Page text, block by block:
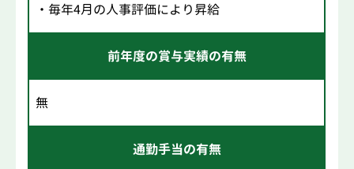
・毎年4月の人事評価により昇給
前年度の賞与実績の有無
無
通勤手当の有無